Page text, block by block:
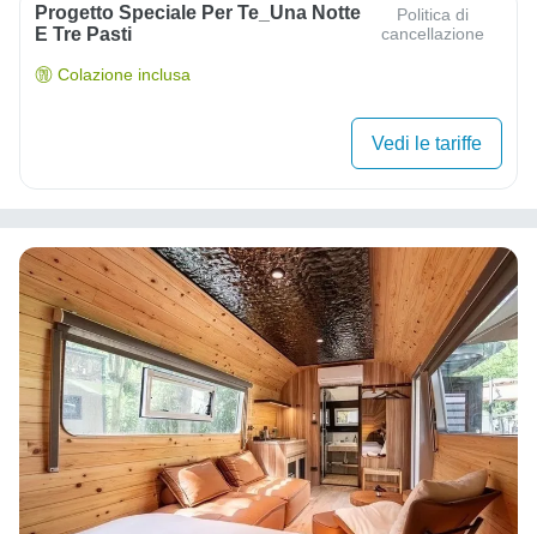
Progetto Speciale Per Te_Una Notte
E Tre Pasti
Politica di
cancellazione
Colazione inclusa
Vedi le tariffe